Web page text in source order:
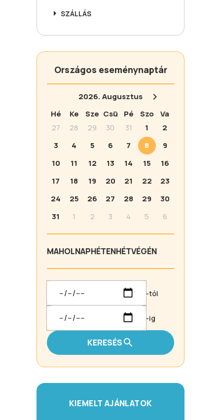
SZÁLLÁS
Országos eseménynaptár
2026.Augusztus
Hé
Ke Sze Csü Pé Szo
Va
27
28 29 30 31 1
2
3
4 5 6 7 8
9
10
11 12 13 14 15
16
17
18 19 20 21 22
23
24
25 26 27 28 29
30
31
1 2 3 4 5 6
MAHOLNAPHÉTENHÉTVÉGÉN
-tól
-ig
KERESÉS
KIEMELT AJÁNLATOK